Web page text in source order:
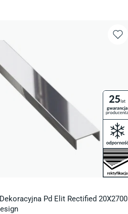
Pd Elit Rectified 20X2700